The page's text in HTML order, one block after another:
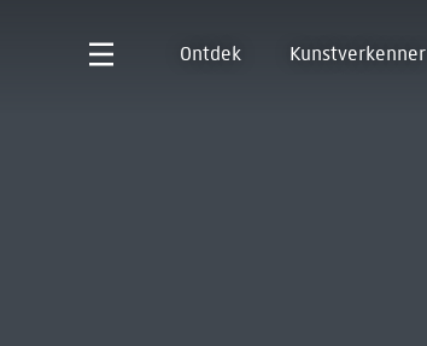
Ontdek Kunstverkenner